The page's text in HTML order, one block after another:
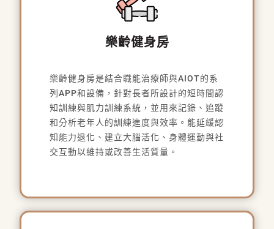
樂齡健身房
樂齡健身房是結合職能治療師與AIOT的系
列APP和設備，針對長者所設計的短時間認
知訓練與肌力訓練系統，並用來記錄、追蹤
和分析老年人的訓練進度與效率。能延緩認
知能力退化、建立大腦活化、身體運動與社
交互動以維持或改善生活質量。